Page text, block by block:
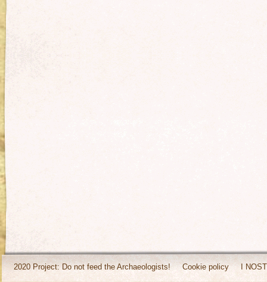
2020 Project: Do not feed the Archaeologists! Cookie policy I